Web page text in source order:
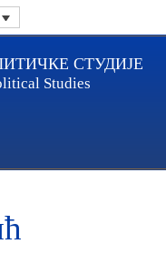
СТУДИЈЕ
Studies